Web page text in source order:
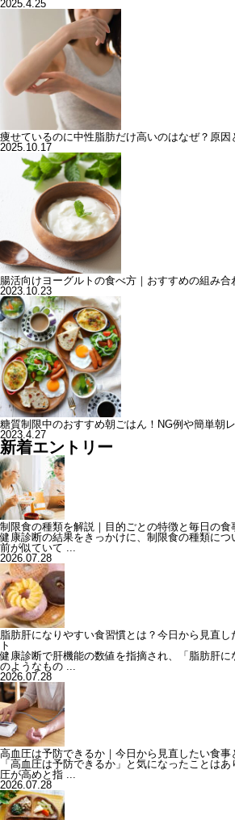
2025.4.25
痩せているのに中性脂肪だけ高いのはなぜ？原因
2025.10.17
腸活向けヨーグルトの食べ方｜おすすめの組み
2023.10.23
糖質制限中のおすすめ朝ごはん！NG例や簡単朝
2023.4.27
新着エントリー
制限食の種類を解説｜目的ごとの特徴と毎日の食
健康診断の結果をきっかけに、制限食の種類につ
前が似ていて ...
2026.07.28
脂肪肝になりやすい食習慣とは？今日から見直
ト
健康診断で肝機能の数値を指摘され、「脂肪肝
のようなもの ...
2026.07.28
高血圧は予防できるか｜今日から見直したい食事
「高血圧は予防できるか」と気になったことは
圧が高めと指 ...
2026.07.28